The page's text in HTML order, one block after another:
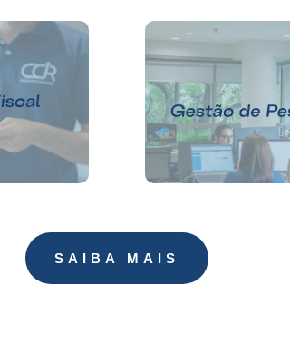
SAIBA MAIS